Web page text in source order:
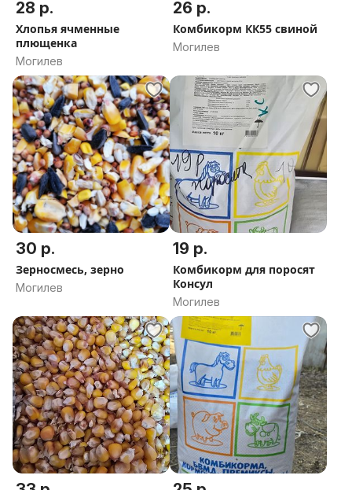
28 р.
Хлопья ячменные
плющенка
Могилев
26 р.
Комбикорм КК55 свиной
Могилев
30 р.
Зерносмесь, зерно
Могилев
19 р.
Комбикорм для поросят
Консул
Могилев